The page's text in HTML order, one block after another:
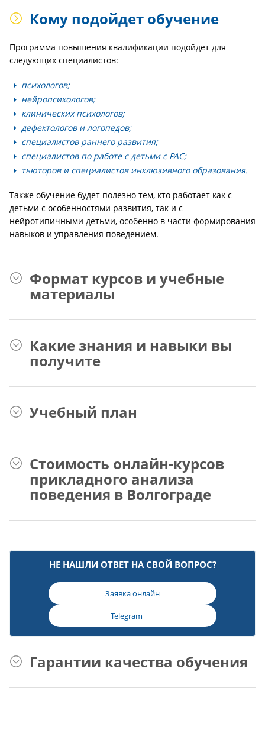
Кому подойдет обучение
Программа повышения квалификации подойдет для
следующих специалистов:
психологов;
нейропсихологов;
клинических психологов;
дефектологов и логопедов;
специалистов раннего развития;
специалистов по работе с детьми с РАС;
тьюторов и специалистов инклюзивного образования.
Также обучение будет полезно тем, кто работает как с
детьми с особенностями развития, так и с
нейротипичными детьми, особенно в части формирования
навыков и управления поведением.
Формат курсов и учебные
материалы
Какие знания и навыки вы
получите
Учебный план
Стоимость онлайн-курсов
прикладного анализа
поведения в Волгограде
НЕ НАШЛИ ОТВЕТ НА СВОЙ ВОПРОС?
Заявка онлайн
Telegram
Гарантии качества обучения